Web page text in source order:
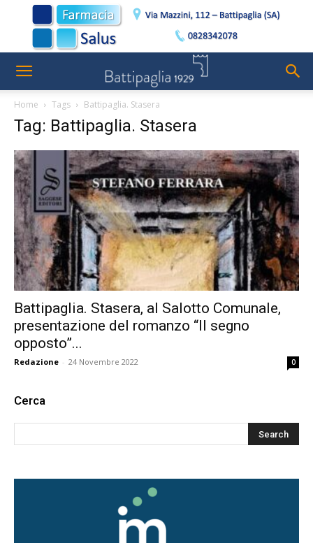
Home Tags Battipaglia. Stasera
Tag: Battipaglia. Stasera
Battipaglia. Stasera, al Salotto Comunale,
presentazione del romanzo “Il segno
opposto”...
Redazione - 24 Novembre 2022 0
Cerca